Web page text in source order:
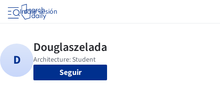
Iniciar sesión
Seguir